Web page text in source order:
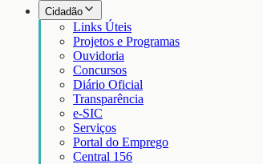
Cidadão
Links Úteis
Projetos e Programas
Ouvidoria
Concursos
Diário Oficial
Transparência
e-SIC
Serviços
Portal do Emprego
Central 156